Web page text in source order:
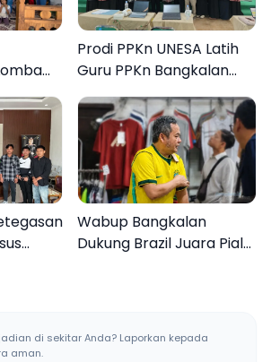
Prodi PPKn UNESA Latih
Guru PPKn Bangkalan
dengan Pembelajaran
Inovasi Teknologi
Wabup Bangkalan
Dukung Brazil Juara Piala
di sekitar Anda? Laporkan kepada
aman.